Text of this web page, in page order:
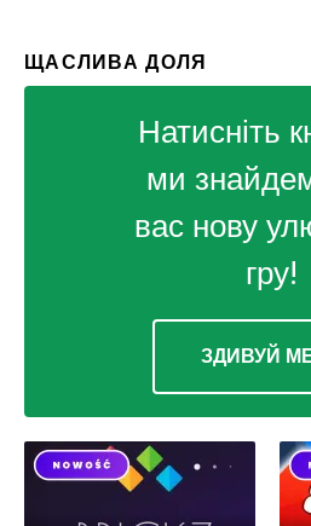
ЩАСЛИВА ДОЛЯ
Натисніть
ми
вас нову
гру!
ЗДИВУЙ